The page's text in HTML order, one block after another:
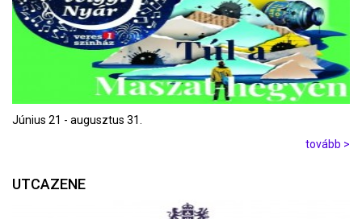
Június 21 - augusztus 31.
tovább >
UTCAZENE